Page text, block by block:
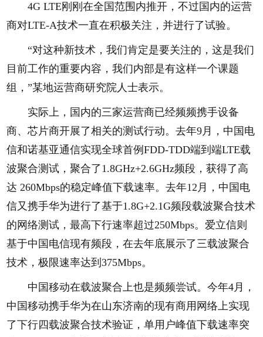
4G LTE刚刚在全国范围内推开，不过国内的运营
商对LTE-A技术一直在积极关注，并进行了试验。
“对这种新技术，我们肯定是要关注的，这是我们
目前工作的重要内容，我们内部是有这样一个课题
组，”某地运营商研究院人士表示。
实际上，国内的三家运营商已经频频携手设备
商、芯片商开展了相关的测试行动。去年9月，中国电
信和诺基亚通信实现全球首例FDD-TDD端到端LTE载
波聚合测试，聚合了1.8GHz+2.6GHz频段，获得了高
达 260Mbps的稳定峰值下载速率。去年12月，中国电
信又携手华为进行了基于1.8G+2.1G频段载波聚合技术
的网络测试，最高下行速率超过250Mbps。爱立信则
基于中国电信现有频段，在去年底展示了三载波聚合
技术，极限速率达到375Mbps。
中国移动在载波聚合上也是频频尝试。今年4月，
中国移动携手华为在山东济南的现有商用网络上实现
了下行四载波聚合技术验证，单用户峰值下载速率突